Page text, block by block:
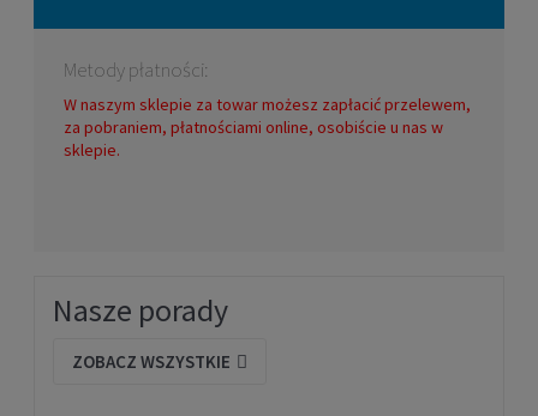
Metody płatności:
W naszym sklepie za towar możesz zapłacić przelewem,
za pobraniem, płatnościami online, osobiście u nas w
sklepie.
Nasze porady
ZOBACZ WSZYSTKIE